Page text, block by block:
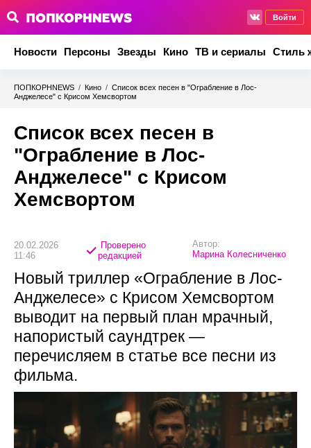
Войти
Новости Персоны Звезды Кино ТВ и сериалы Стиль
ПОПКОРНNEWS / Кино / Список всех песен в "Ограбление в Лос-
Анджелесе" с Крисом Хемсвортом
Список всех песен в
"Ограбление в Лос-
Анджелесе" с Крисом
Хемсвортом
20.02.2026
11:46
Проверено
редакцией
Автор:
Марина Колесниченко
Новый триллер «Ограбление в Лос-
Анджелесе» с Крисом Хемсвортом
выводит на первый план мрачный,
напористый саундтрек —
перечисляем в статье все песни из
фильма.